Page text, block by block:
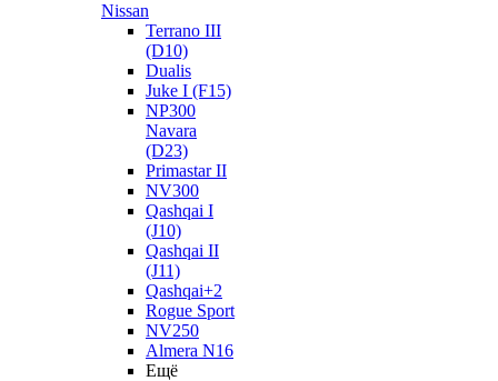
Nissan
Terrano III
(D10)
Dualis
Juke I (F15)
NP300
Navara
(D23)
Primastar II
NV300
Qashqai I
(J10)
Qashqai II
(J11)
Qashqai+2
Rogue Sport
NV250
Almera N16
Ещё